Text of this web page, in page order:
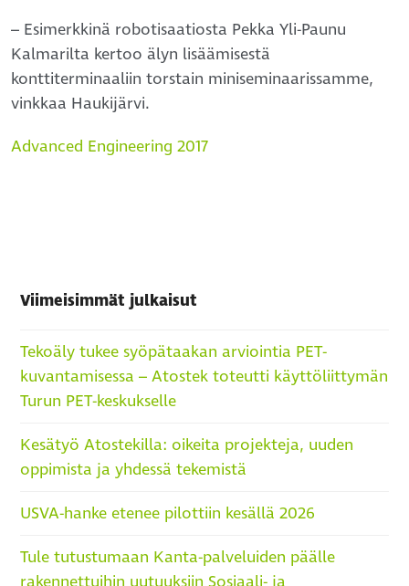
– Esimerkkinä robotisaatiosta Pekka Yli-Paunu
Kalmarilta kertoo älyn lisäämisestä
konttiterminaaliin torstain miniseminaarissamme,
vinkkaa Haukijärvi.
Advanced Engineering 2017
Viimeisimmät julkaisut
Tekoäly tukee syöpätaakan arviointia PET-
kuvantamisessa – Atostek toteutti käyttöliittymän
Turun PET-keskukselle
Kesätyö Atostekilla: oikeita projekteja, uuden
oppimista ja yhdessä tekemistä
USVA-hanke etenee pilottiin kesällä 2026
Tule tutustumaan Kanta-palveluiden päälle